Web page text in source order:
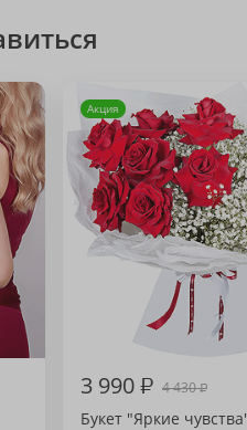
Акция
3 990₽ 4 430₽
Букет "Яркие